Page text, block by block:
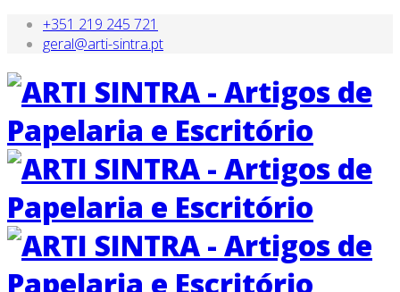
+351 219 245 721
geral@arti-sintra.pt